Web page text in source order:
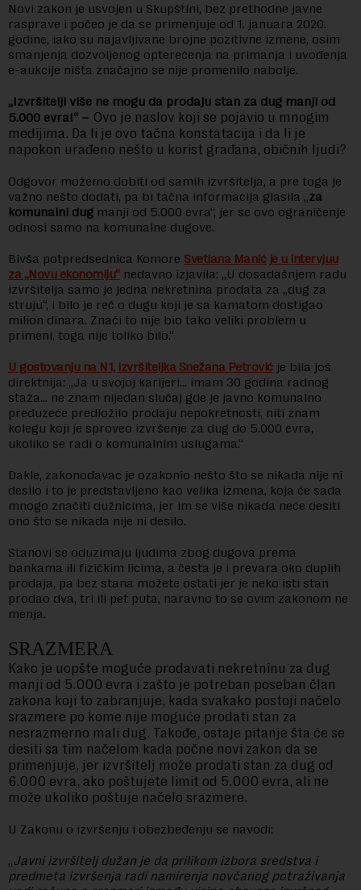
Novi zakon je usvojen u Skupštini, bez prethodne javne
rasprave i počeo je da se primenjuje od 1. januara 2020.
godine, iako su najavljivane brojne pozitivne izmene, osim
smanjenja dozvoljenog opterećenja na primanja i uvođenja
e-aukcije ništa značajno se nije promenilo nabolje.
„Izvršitelji više ne mogu da prodaju stan za dug manji od
5.000 evra!“ – Ovo je naslov koji se pojavio u mnogim
medijima. Da li je ovo tačna konstatacija i da li je
napokon urađeno nešto u korist građana, običnih ljudi?
Odgovor možemo dobiti od samih izvršitelja, a pre toga je
važno nešto dodati, pa bi tačna informacija glasila „za
komunalni dug manji od 5.000 evra“, jer se ovo ograničenje
odnosi samo na komunalne dugove.
Bivša potpredsednica Komore Svetlana Manić je u intervjuu
za „Novu ekonomiju“nedavno izjavila: „U dosadašnjem radu
izvršitelja samo je jedna nekretnina prodata za „dug za
struju“, i bilo je reč o dugu koji je sa kamatom dostigao
milion dinara. Znači to nije bio tako veliki problem u
primeni, toga nije toliko bilo.“
U gostovanju na N1, izvršiteljka Snežana Petrovićje bila još
direktnija: „Ja u svojoj karijeri… imam 30 godina radnog
staža… ne znam nijedan slučaj gde je javno komunalno
preduzeće predložilo prodaju nepokretnosti, niti znam
kolegu koji je sproveo izvršenje za dug do 5.000 evra,
ukoliko se radi o komunalnim uslugama.“
Dakle, zakonodavac je ozakonio nešto što se nikada nije ni
desilo i to je predstavljeno kao velika izmena, koja će sada
mnogo značiti dužnicima, jer im se više nikada neće desiti
ono što se nikada nije ni desilo.
Stanovi se oduzimaju ljudima zbog dugova prema
bankama ili fizičkim licima, a česta je i prevara oko duplih
prodaja, pa bez stana možete ostati jer je neko isti stan
prodao dva, tri ili pet puta, naravno to se ovim zakonom ne
menja.
SRAZMERA
Kako je uopšte moguće prodavati nekretninu za dug
manji od 5.000 evra i zašto je potreban poseban član
zakona koji to zabranjuje, kada svakako postoji načelo
srazmere po kome nije moguće prodati stan za
nesrazmerno mali dug. Takođe, ostaje pitanje šta će se
desiti sa tim načelom kada počne novi zakon da se
primenjuje, jer izvršitelj može prodati stan za dug od
6.000 evra, ako poštujete limit od 5.000 evra, ali ne
može ukoliko poštuje načelo srazmere.
U Zakonu o izvršenju i obezbeđenju se navodi:
„Javni izvršitelj dužan je da prilikom izbora sredstva i
predmeta izvršenja radi namirenja novčanog potraživanja